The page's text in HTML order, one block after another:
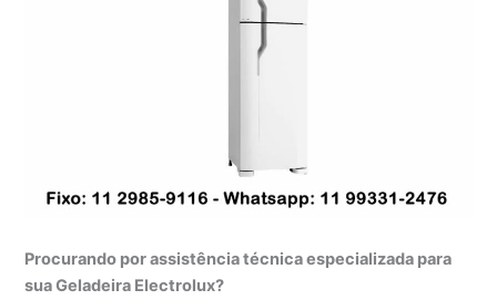
Procurando por assistência técnica especializada para
sua Geladeira Electrolux?